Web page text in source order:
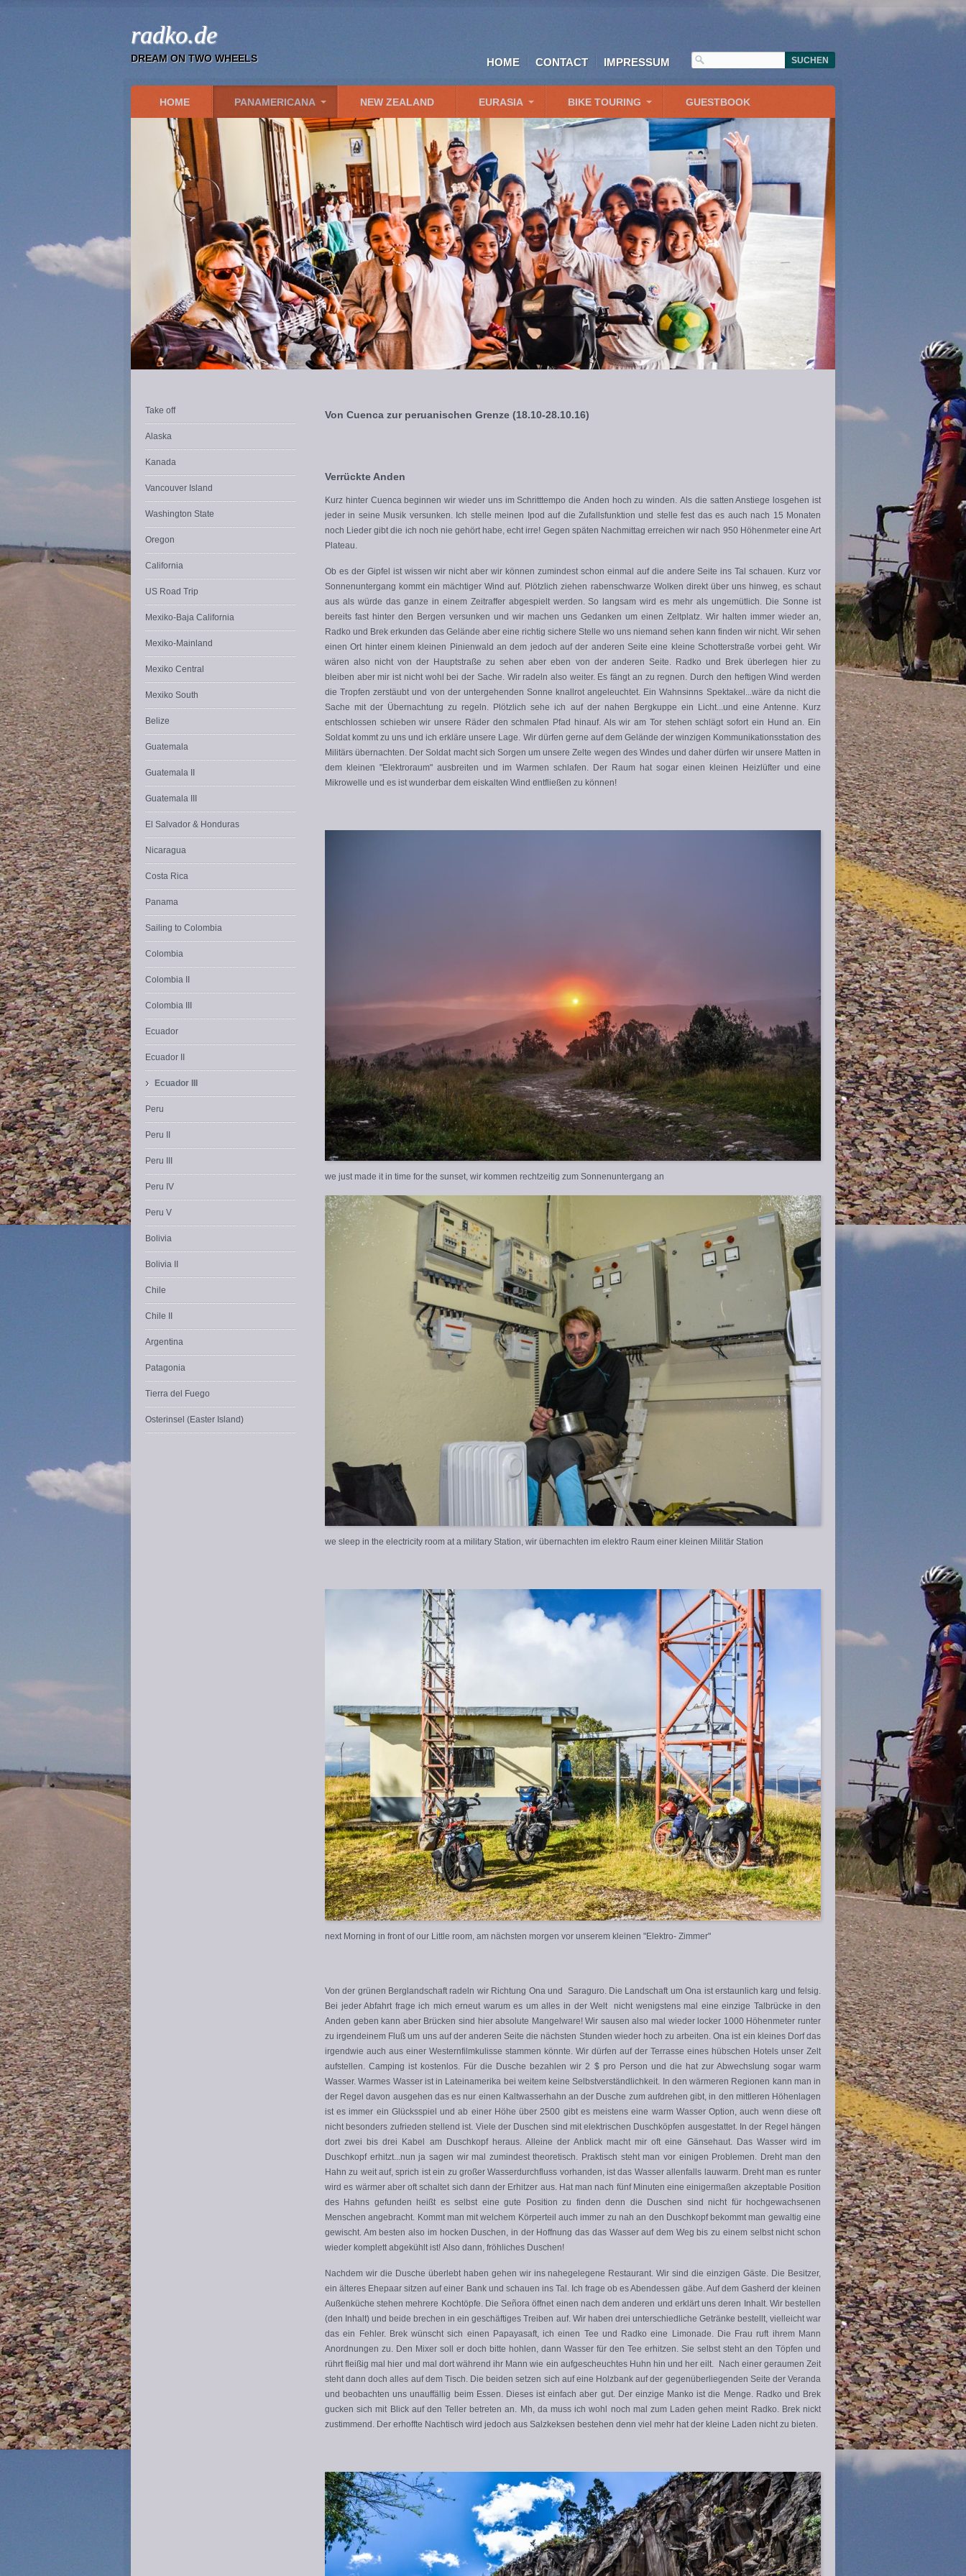
radko.de
DREAM ON TWO WHEELS HOME CONTACT IMPRESSUM
HOME PANAMERICANA NEW ZEALAND EURASIA BIKE TOURING GUESTBOOK
Von Cuenca zur peruanischen Grenze (18.10-28.10.16)
Verrückte Anden
Kurz hinter Cuenca beginnen wir wieder uns im Schritttempo die Anden hoch zu winden. Als die satten Anstiege losgehen ist
jeder in seine Musik versunken. Ich stelle meinen Ipod auf die Zufallsfunktion und stelle fest das es auch nach 15 Monaten
noch Lieder gibt die ich noch nie gehört habe, echt irre! Gegen späten Nachmittag erreichen wir nach 950 Höhenmeter eine Art
Plateau.
Ob es der Gipfel ist wissen wir nicht aber wir können zumindest schon einmal auf die andere Seite ins Tal schauen. Kurz vor
Sonnenuntergang kommt ein mächtiger Wind auf. Plötzlich ziehen rabenschwarze Wolken direkt über uns hinweg, es schaut
aus als würde das ganze in einem Zeitraffer abgespielt werden. So langsam wird es mehr als ungemütlich. Die Sonne ist
bereits fast hinter den Bergen versunken und wir machen uns Gedanken um einen Zeltplatz. Wir halten immer wieder an,
Radko und Brek erkunden das Gelände aber eine richtig sichere Stelle wo uns niemand sehen kann finden wir nicht. Wir sehen
einen Ort hinter einem kleinen Pinienwald an dem jedoch auf der anderen Seite eine kleine Schotterstraße vorbei geht. Wir
wären also nicht von der Hauptstraße zu sehen aber eben von der anderen Seite. Radko und Brek überlegen hier zu
bleiben aber mir ist nicht wohl bei der Sache. Wir radeln also weiter. Es fängt an zu regnen. Durch den heftigen Wind werden
die Tropfen zerstäubt und von der untergehenden Sonne knallrot angeleuchtet. Ein Wahnsinns Spektakel...wäre da nicht die
Sache mit der Übernachtung zu regeln. Plötzlich sehe ich auf der nahen Bergkuppe ein Licht...und eine Antenne. Kurz
entschlossen schieben wir unsere Räder den schmalen Pfad hinauf. Als wir am Tor stehen schlägt sofort ein Hund an. Ein
Soldat kommt zu uns und ich erkläre unsere Lage. Wir dürfen gerne auf dem Gelände der winzigen Kommunikationsstation des
Militärs übernachten. Der Soldat macht sich Sorgen um unsere Zelte wegen des Windes und daher dürfen wir unsere Matten in
dem kleinen "Elektroraum" ausbreiten und im Warmen schlafen. Der Raum hat sogar einen kleinen Heizlüfter und eine
Mikrowelle und es ist wunderbar dem eiskalten Wind entfließen zu können!
we just made it in time for the sunset, wir kommen rechtzeitig zum Sonnenuntergang an
we sleep in the electricity room at a military Station, wir übernachten im elektro Raum einer kleinen Militär Station
next Morning in front of our Little room, am nächsten morgen vor unserem kleinen "Elektro- Zimmer"
Von der grünen Berglandschaft radeln wir Richtung Ona und Saraguro. Die Landschaft um Ona ist erstaunlich karg und felsig.
Bei jeder Abfahrt frage ich mich erneut warum es um alles in der Welt nicht wenigstens mal eine einzige Talbrücke in den
Anden geben kann aber Brücken sind hier absolute Mangelware! Wir sausen also mal wieder locker 1000 Höhenmeter runter
zu irgendeinem Fluß um uns auf der anderen Seite die nächsten Stunden wieder hoch zu arbeiten. Ona ist ein kleines Dorf das
irgendwie auch aus einer Westernfilmkulisse stammen könnte. Wir dürfen auf der Terrasse eines hübschen Hotels unser Zelt
aufstellen. Camping ist kostenlos. Für die Dusche bezahlen wir 2 $ pro Person und die hat zur Abwechslung sogar warm
Wasser. Warmes Wasser ist in Lateinamerika bei weitem keine Selbstverständlichkeit. In den wärmeren Regionen kann man in
der Regel davon ausgehen das es nur einen Kaltwasserhahn an der Dusche zum aufdrehen gibt, in den mittleren Höhenlagen
ist es immer ein Glücksspiel und ab einer Höhe über 2500 gibt es meistens eine warm Wasser Option, auch wenn diese oft
nicht besonders zufrieden stellend ist. Viele der Duschen sind mit elektrischen Duschköpfen ausgestattet. In der Regel hängen
dort zwei bis drei Kabel am Duschkopf heraus. Alleine der Anblick macht mir oft eine Gänsehaut. Das Wasser wird im
Duschkopf erhitzt...nun ja sagen wir mal zumindest theoretisch. Praktisch steht man vor einigen Problemen. Dreht man den
Hahn zu weit auf, sprich ist ein zu großer Wasserdurchfluss vorhanden, ist das Wasser allenfalls lauwarm. Dreht man es runter
wird es wärmer aber oft schaltet sich dann der Erhitzer aus. Hat man nach fünf Minuten eine einigermaßen akzeptable Position
des Hahns gefunden heißt es selbst eine gute Position zu finden denn die Duschen sind nicht für hochgewachsenen
Menschen angebracht. Kommt man mit welchem Körperteil auch immer zu nah an den Duschkopf bekommt man gewaltig eine
gewischt. Am besten also im hocken Duschen, in der Hoffnung das das Wasser auf dem Weg bis zu einem selbst nicht schon
wieder komplett abgekühlt ist! Also dann, fröhliches Duschen!
Nachdem wir die Dusche überlebt haben gehen wir ins nahegelegene Restaurant. Wir sind die einzigen Gäste. Die Besitzer,
ein älteres Ehepaar sitzen auf einer Bank und schauen ins Tal. Ich frage ob es Abendessen gäbe. Auf dem Gasherd der kleinen
Außenküche stehen mehrere Kochtöpfe. Die Señora öffnet einen nach dem anderen und erklärt uns deren Inhalt. Wir bestellen
(den Inhalt) und beide brechen in ein geschäftiges Treiben auf. Wir haben drei unterschiedliche Getränke bestellt, vielleicht war
das ein Fehler. Brek wünscht sich einen Papayasaft, ich einen Tee und Radko eine Limonade. Die Frau ruft ihrem Mann
Anordnungen zu. Den Mixer soll er doch bitte hohlen, dann Wasser für den Tee erhitzen. Sie selbst steht an den Töpfen und
rührt fleißig mal hier und mal dort während ihr Mann wie ein aufgescheuchtes Huhn hin und her eilt. Nach einer geraumen Zeit
steht dann doch alles auf dem Tisch. Die beiden setzen sich auf eine Holzbank auf der gegenüberliegenden Seite der Veranda
und beobachten uns unauffällig beim Essen. Dieses ist einfach aber gut. Der einzige Manko ist die Menge. Radko und Brek
gucken sich mit Blick auf den Teller betreten an. Mh, da muss ich wohl noch mal zum Laden gehen meint Radko. Brek nickt
zustimmend. Der erhoffte Nachtisch wird jedoch aus Salzkeksen bestehen denn viel mehr hat der kleine Laden nicht zu bieten.
Take off
Alaska
Kanada
Vancouver Island
Washington State
Oregon
California
US Road Trip
Mexiko-Baja California
Mexiko-Mainland
Mexiko Central
Mexiko South
Belize
Guatemala
Guatemala II
Guatemala III
El Salvador & Honduras
Nicaragua
Costa Rica
Panama
Sailing to Colombia
Colombia
Colombia II
Colombia III
Ecuador
Ecuador II
› Ecuador III
Peru
Peru II
Peru III
Peru IV
Peru V
Bolivia
Bolivia II
Chile
Chile II
Argentina
Patagonia
Tierra del Fuego
Osterinsel (Easter Island)